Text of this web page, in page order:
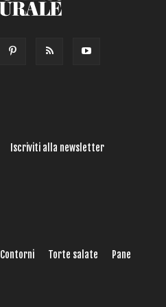
Iscriviti alla newsletter
Contorni Torte salate
Pane